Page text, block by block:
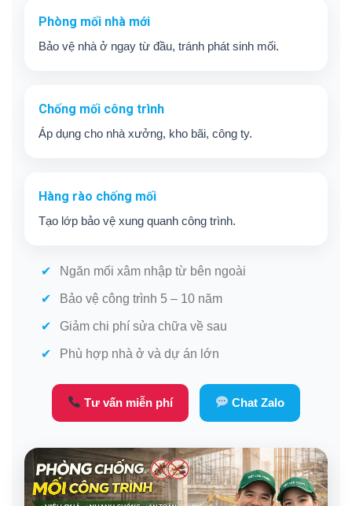
Phòng mối nhà mới
Bảo vệ nhà ở ngay từ đầu, tránh phát sinh mối.
Chống mối công trình
Áp dụng cho nhà xưởng, kho bãi, công ty.
Hàng rào chống mối
Tạo lớp bảo vệ xung quanh công trình.
Ngăn mối xâm nhập từ bên ngoài
Bảo vệ công trình 5 – 10 năm
Giảm chi phí sửa chữa về sau
Phù hợp nhà ở và dự án lớn
Tư vấn miễn phí Chat Zalo